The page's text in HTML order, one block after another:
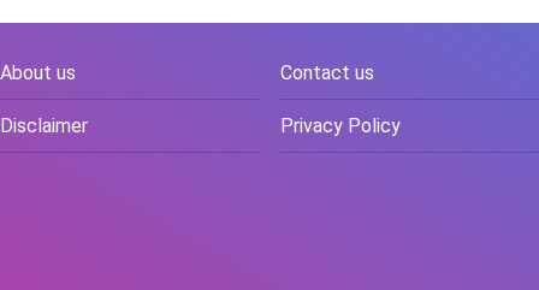
About us Contact us
Disclaimer Privacy Policy